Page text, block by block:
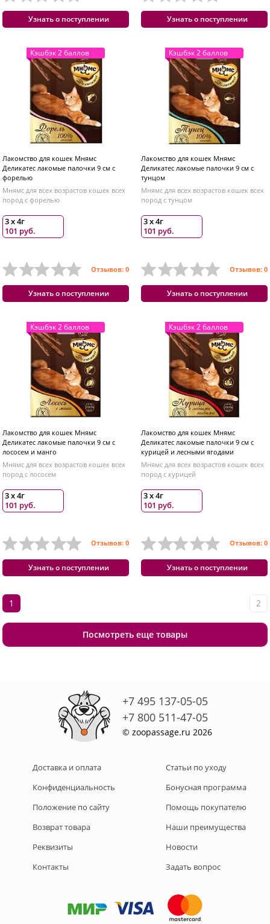
Узнать о поступлении Узнать о поступлении
Кэшбэк 2 баллов
Лакомство для кошек Мнямс
Деликатес лакомые палочки 9 см с
форелью
Мнямс для всех возрастов кошек всех
пород с форелью
3 х 4г
101 руб.
Отзывов: 0
Узнать о поступлении
Кэшбэк 2 баллов
Лакомство для кошек Мнямс
Деликатес лакомые палочки 9 см с
тунцом
Мнямс для всех возрастов кошек всех
пород с тунцом
3 х 4г
101 руб.
Отзывов: 0
Узнать о поступлении
Кэшбэк 2 баллов
Лакомство для кошек Мнямс
Деликатес лакомые палочки 9 см с
лососем и манго
Мнямс для всех возрастов кошек всех
пород с лососем
3 х 4г
101 руб.
Отзывов: 0
Узнать о поступлении
Кэшбэк 2 баллов
Лакомство для кошек Мнямс
Деликатес лакомые палочки 9 см с
курицей и лесными ягодами
Мнямс для всех возрастов кошек всех
пород с курицей
3 х 4г
101 руб.
Отзывов: 0
Узнать о поступлении
Посмотреть еще товары
1 2
+7 495 137-05-05
+7 800 511-47-05
© zoopassage.ru 2026
Доставка и оплата
Конфиденциальность
Положение по сайту
Возврат товара
Реквизиты
Контакты
Статьи по уходу
Бонусная программа
Помощь покупателю
Наши преимущества
Новости
Задать вопрос